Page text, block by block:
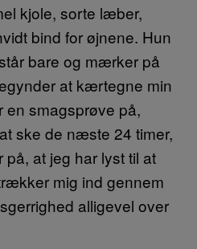
kjole, sorte læber,
bind for øjnene. Hun
bare og mærker på
at kærtegne min
en smagsprøve på,
ske de næste 24 timer,
at jeg har lyst til at
mig ind gennem
alligevel over